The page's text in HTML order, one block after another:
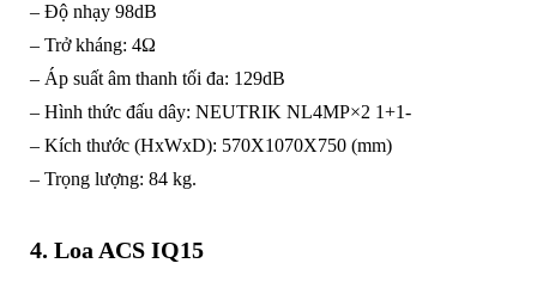
– Độ nhạy 98dB
– Trở kháng: 4Ω
– Áp suất âm thanh tối đa: 129dB
– Hình thức đấu dây: NEUTRIK NL4MP×2 1+1-
– Kích thước (HxWxD): 570X1070X750 (mm)
– Trọng lượng: 84 kg.
4. Loa ACS IQ15